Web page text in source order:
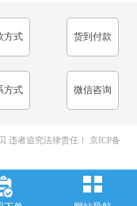
方式 货到付款
方式 微信咨询
违者追究法律责任！
京ICP备